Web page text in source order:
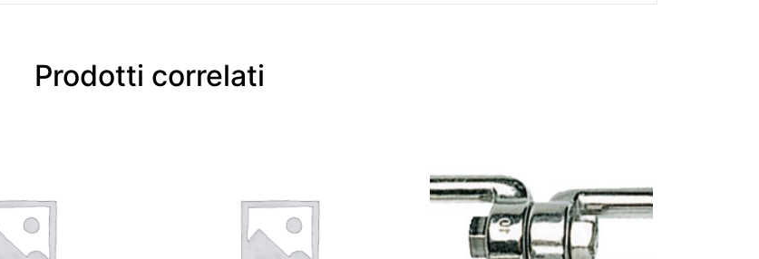
Prodotti correlati